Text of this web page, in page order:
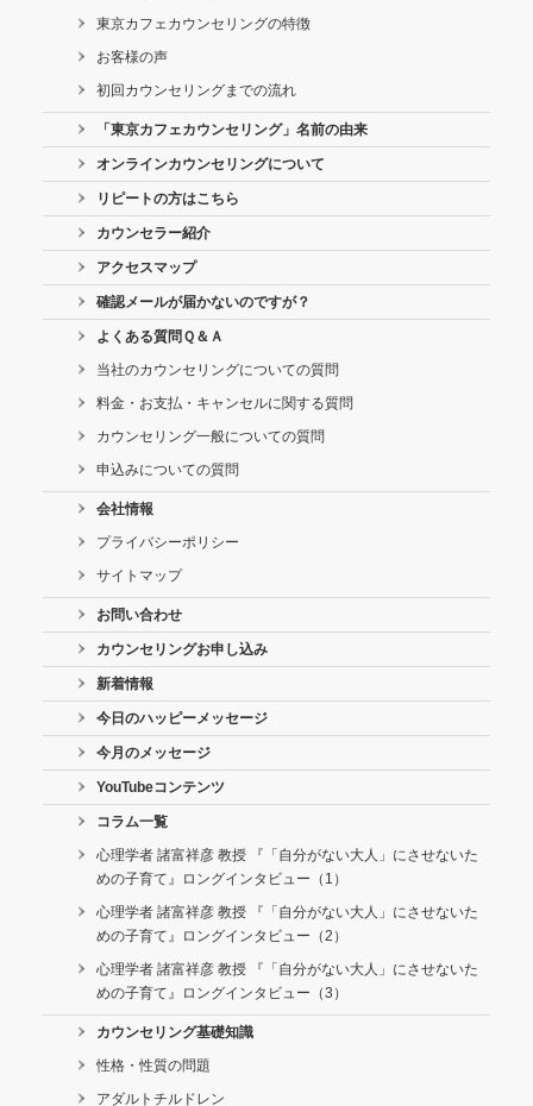
東京カフェカウンセリングの特徴
お客様の声
初回カウンセリングまでの流れ
「東京カフェカウンセリング」名前の由来
オンラインカウンセリングについて
リピートの方はこちら
カウンセラー紹介
アクセスマップ
確認メールが届かないのですが？
よくある質問Ｑ＆Ａ
当社のカウンセリングについての質問
料金・お支払・キャンセルに関する質問
カウンセリング一般についての質問
申込みについての質問
会社情報
プライバシーポリシー
サイトマップ
お問い合わせ
カウンセリングお申し込み
新着情報
今日のハッピーメッセージ
今月のメッセージ
YouTubeコンテンツ
コラム一覧
心理学者 諸富祥彦 教授 『「自分がない大人」にさせないた
めの子育て』ロングインタビュー（1）
心理学者 諸富祥彦 教授 『「自分がない大人」にさせないた
めの子育て』ロングインタビュー（2）
心理学者 諸富祥彦 教授 『「自分がない大人」にさせないた
めの子育て』ロングインタビュー（3）
カウンセリング基礎知識
性格・性質の問題
アダルトチルドレン